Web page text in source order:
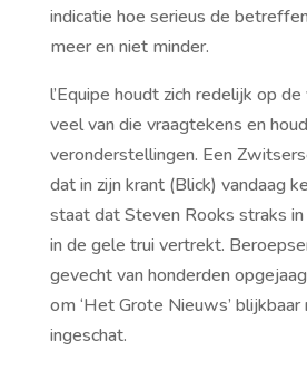
indicatie hoe serieus de
meer en niet minder.
l’Equipe houdt zich redelijk op
veel van die vraagtekens en
veronderstellingen. Een
dat in zijn krant (Blick) vandaag
staat dat Steven Rooks straks
in de gele trui vertrekt.
gevecht van honderden
om ‘Het Grote Nieuws’
ingeschat.